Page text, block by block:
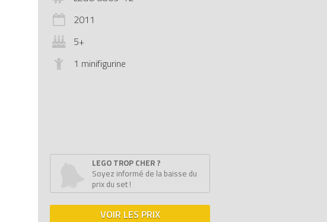
2011
5+
1 minifigurine
LEGO TROP CHER ?
Soyez informé de la baisse du
prix du set !
VOIR LES PRIX